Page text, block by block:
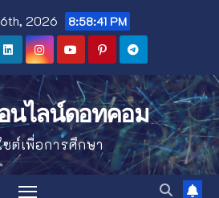
2026 8:58:42 PM
นไลน์ดอทคอม
ซต์เพื่อการศึกษา